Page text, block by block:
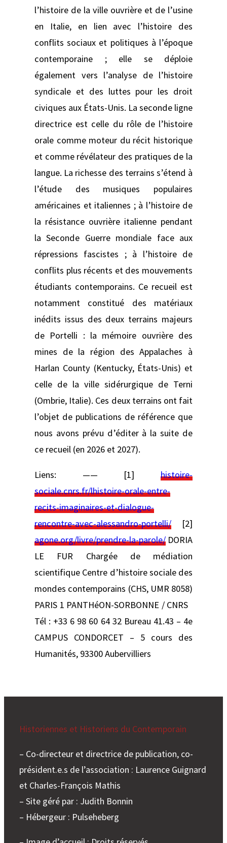
l’histoire de la ville ouvrière et de l’usine
en Italie, en lien avec l’histoire des
conflits sociaux et politiques à l’époque
contemporaine ; elle se déploie
également vers l’analyse de l’histoire
syndicale et des luttes pour les droit
civiques aux États-Unis. La seconde ligne
directrice est celle du rôle de l’histoire
orale comme moteur du récit historique
et comme révélateur des pratiques de la
langue. La richesse des terrains s’étend à
l’étude des musiques populaires
américaines et italiennes ; à l’histoire de
la résistance ouvrière italienne pendant
la Seconde Guerre mondiale face aux
répressions fascistes ; à l’histoire de
conflits plus récents et des mouvements
étudiants contemporains. Ce recueil est
notamment constitué des matériaux
inédits issus des deux terrains majeurs
de Portelli : la mémoire ouvrière des
mines de la région des Appalaches à
Harlan County (Kentucky, États-Unis) et
celle de la ville sidérurgique de Terni
(Ombrie, Italie). Ces deux terrains ont fait
l’objet de publications de référence que
nous avons prévu d’éditer à la suite de
ce recueil (en 2026 et 2027).
Liens: —— [1] histoire-
sociale.cnrs.fr/lhistoire-orale-entre-
recits-imaginaires-et-dialogue-
rencontre-avec-alessandro-portelli/ [2]
agone.org/livre/prendre-la-parole/ DORIA
LE FUR Chargée de médiation
scientifique Centre d’histoire sociale des
mondes contemporains (CHS, UMR 8058)
PARIS 1 PANTHéON-SORBONNE / CNRS
Tél : +33 6 98 60 64 32 Bureau 41.43 – 4e
CAMPUS CONDORCET – 5 cours des
Humanités, 93300 Aubervilliers
Historiennes et Historiens du Contemporain
– Co-directeur et directrice de publication, co-
président.e.s de l’association : Laurence Guignard
et Charles-François Mathis
– Site géré par : Judith Bonnin
– Hébergeur : Pulseheberg